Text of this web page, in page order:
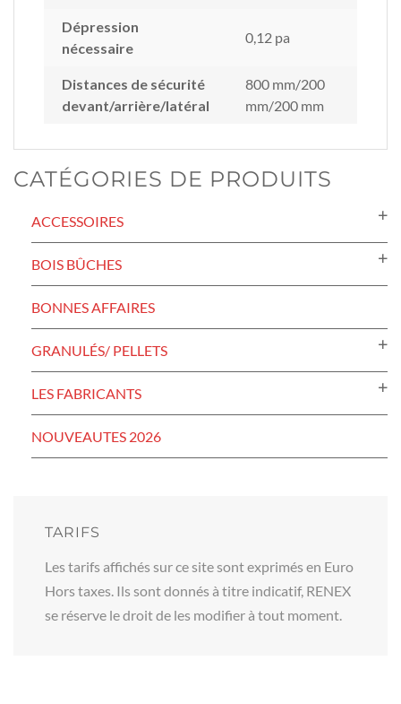
Dépression
nécessaire
0,12 pa
Distances de sécurité
devant/arrière/latéral
800 mm/200
mm/200 mm
CATÉGORIES DE PRODUITS
ACCESSOIRES
BOIS BÛCHES
BONNES AFFAIRES
GRANULÉS/ PELLETS
LES FABRICANTS
NOUVEAUTES 2026
TARIFS
Les tarifs affichés sur ce site sont exprimés en Euro
Hors taxes. Ils sont donnés à titre indicatif, RENEX
se réserve le droit de les modifier à tout moment.